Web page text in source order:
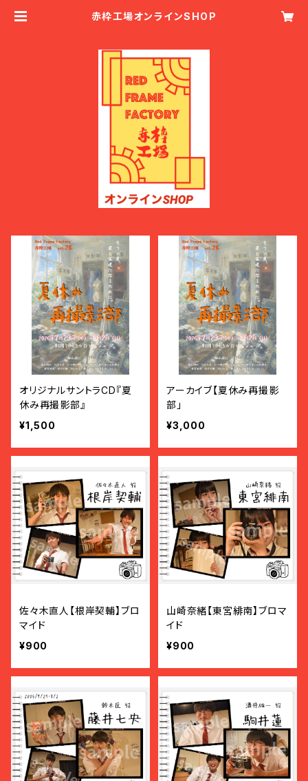
赤枠工場オンラインSHOP
オリジナルサントラCD『夏
休み再撮影部』
¥1,500
アーカイブ【夏休み再撮影
部」
¥3,000
佐々木直人【根岸契輔】ブロ
マイド
¥900
山崎奈緒【東宮緋南】ブロマ
イド
¥900